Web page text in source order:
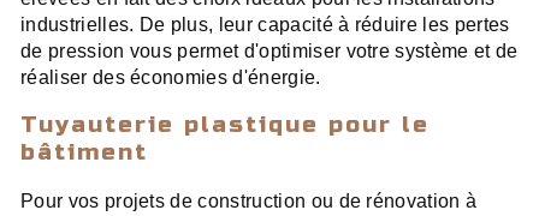
industrielles. De plus, leur capacité à réduire les pertes
de pression vous permet d'optimiser votre système et de
réaliser des économies d'énergie.
Tuyauterie plastique pour le
bâtiment
Pour vos projets de construction ou de rénovation à